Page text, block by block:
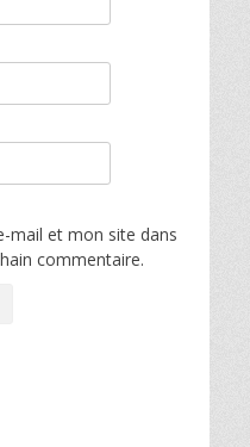
mail et mon site dans
commentaire.